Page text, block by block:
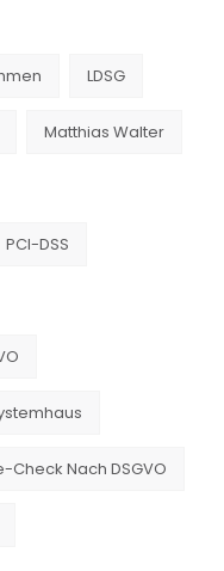
LDSG
Matthias Walter
PCI-DSS
Nach DSGVO